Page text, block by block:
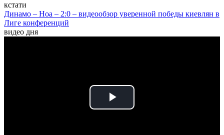
кстати
Динамо – Ноа – 2:0 – видеообзор уверенной победы киевлян в
Лиге конференций
видео дня
Play